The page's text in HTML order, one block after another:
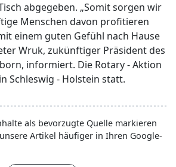
abgegeben. „Somit sorgen wir
Menschen davon profitieren
einem guten Gefühl nach Hause
Wruk, zukünftiger Präsident des
informiert. Die Rotary - Aktion
Schleswig - Holstein statt.
als bevorzugte Quelle markieren
Artikel häufiger in Ihren Google-